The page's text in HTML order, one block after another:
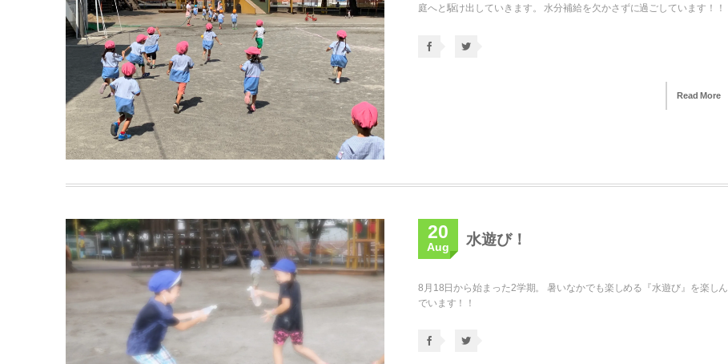
庭へと駆け出していきます。 水分補給を欠かさずに過ごしています！！
Read More
20
Aug 水遊び！
8月18日から始まった2学期。 暑いなかでも楽しめる『水遊び』を楽しん
でいます！！